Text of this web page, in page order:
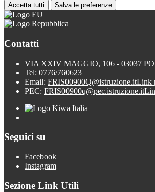
Accetta tutti Salva le preferenze
Contatti
VIA XXIV MAGGIO, 106 - 03037
Tel: 0776/760623
Email: FRIS00900Q@istruzione.itLink
PEC: FRIS00900q@pec.istruzione.it
Seguici su
Facebook
Instagram
Sezione Link Utili